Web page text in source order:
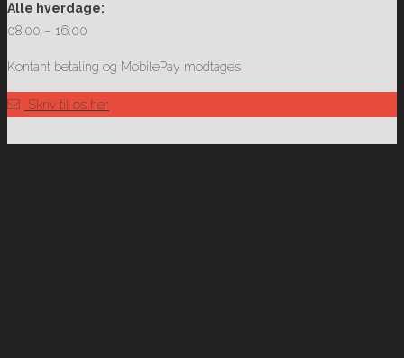
Alle hverdage:
08:00 – 16:00
Kontant betaling og MobilePay modtages​
Skriv til os her